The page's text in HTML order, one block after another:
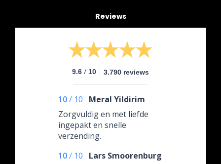
Reviews
9.6 / 10 3.790 reviews
10/ 10
Meral Yildirim
Zorgvuldig en met liefde
ingepakt en snelle
verzending.
10/ 10
Lars Smoorenburg